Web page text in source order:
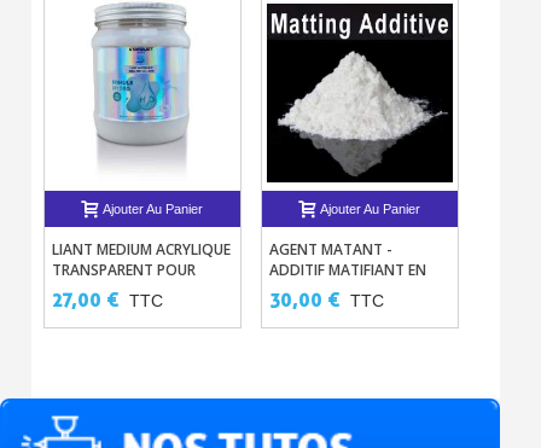
Ajouter Au Panier
LIANT MEDIUM ACRYLIQUE
TRANSPARENT POUR
PEINTURE ET PIGMENTS
27,00 € TTC
Ajouter Au Panier
AGENT MATANT -
ADDITIF MATIFIANT EN
POUDRE POUR LAQUES ET
VERNIS
30,00 € TTC